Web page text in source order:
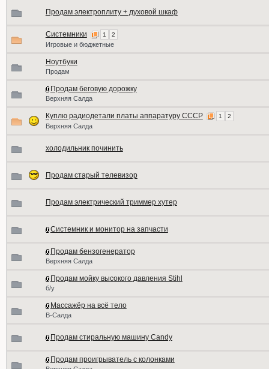
Продам электроплиту + духовой шкаф
Системники 1 2
Игровые и бюджетные
Ноутбуки
Продам
Продам беговую дорожку
Верхняя Салда
Куплю радиодетали платы аппаратуру СССР 1 2
Верхняя Салда
холодильник починить
Продам старый телевизор
Продам электрический триммер хутер
Системник и монитор на запчасти
Продам бензогенератор
Верхняя Салда
Продам мойку высокого давления Stihl
б/у
Массажёр на всё тело
В-Салда
Продам стиральную машину Candy
Продам проигрыватель с колонками